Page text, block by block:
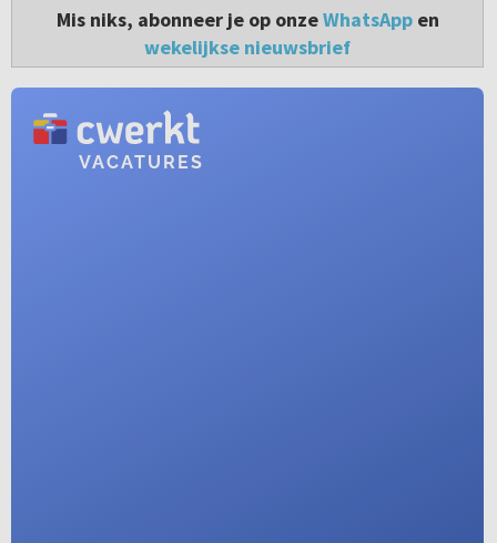
Mis niks, abonneer je op onzeWhatsAppen
wekelijkse nieuwsbrief